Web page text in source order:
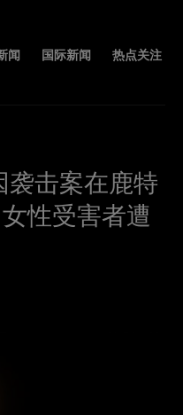
闻 国际新闻 热点关注
击案在鹿特
性受害者遭